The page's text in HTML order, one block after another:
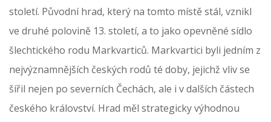
století. Původní hrad, který na tomto místě stál, vznikl
ve druhé polovině 13. století, a to jako opevněné sídlo
šlechtického rodu Markvarticů. Markvartici byli jedním z
nejvýznamnějších českých rodů té doby, jejichž vliv se
šířil nejen po severních Čechách, ale i v dalších částech
českého království. Hrad měl strategicky výhodnou